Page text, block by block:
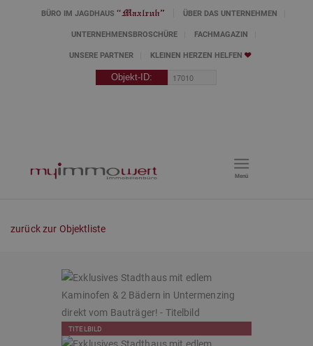
BÜRO IM JAGDHAUS ÜBER DAS UNTERNEHMEN
UNTERNEHMENSBROSCHÜRE FACHMAGAZIN
UNSERE PARTNER KLEINEN HERZEN HELFEN
Menü
zurück zur Objektliste
TITELBILD